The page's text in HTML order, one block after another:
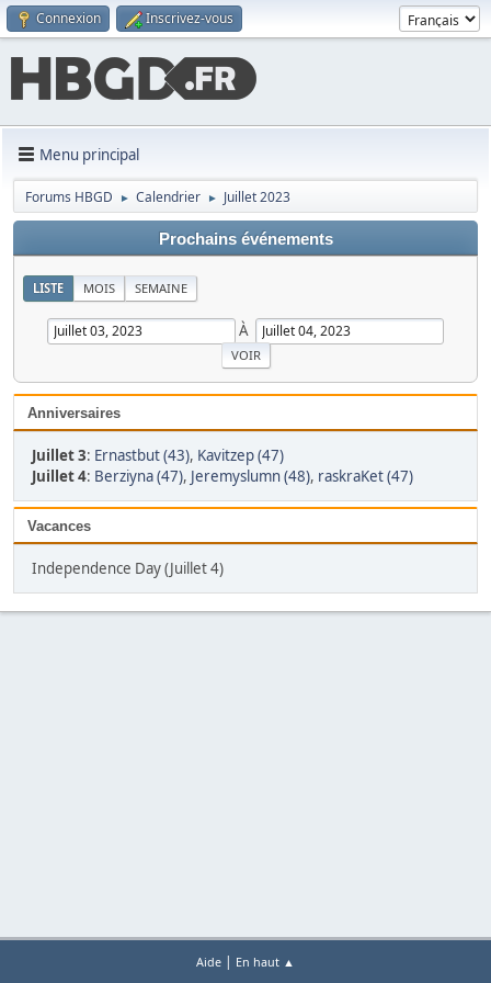
Connexion Inscrivez-vous
Menu principal
Forums HBGD ► Calendrier ► Juillet 2023
Prochains événements
LISTE MOIS SEMAINE
À
Anniversaires
Juillet 3: Ernastbut (43), Kavitzep (47)
Juillet 4: Berziyna (47), Jeremyslumn (48), raskraKet (47)
Vacances
Independence Day (Juillet 4)
Aide | En haut ▲